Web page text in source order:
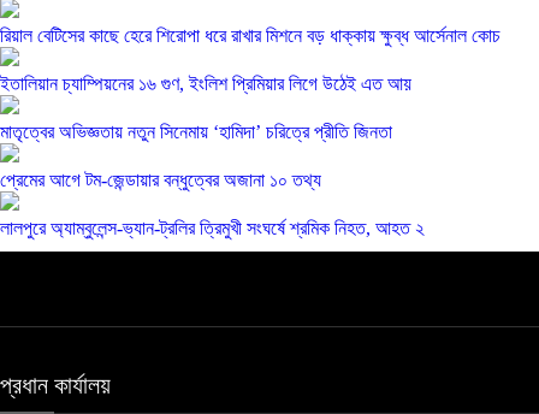
রিয়াল বেটিসের কাছে হেরে শিরোপা ধরে রাখার মিশনে বড় ধাক্কায় ক্ষুব্ধ আর্সেনাল কোচ
ইতালিয়ান চ্যাম্পিয়নের ১৬ গুণ, ইংলিশ প্রিমিয়ার লিগে উঠেই এত আয়
মাতৃত্বের অভিজ্ঞতায় নতুন সিনেমায় ‘হামিদা’ চরিত্রে প্রীতি জিনতা
প্রেমের আগে টম-জেন্ডায়ার বন্ধুত্বের অজানা ১০ তথ্য
লালপুরে অ্যাম্বুলেন্স-ভ্যান-ট্রলির ত্রিমুখী সংঘর্ষে শ্রমিক নিহত, আহত ২
প্রধান কার্যালয়